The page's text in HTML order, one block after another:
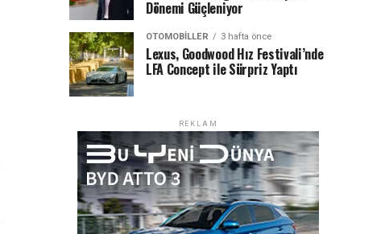
Dönemi Güçleniyor
OTOMOBILLER 3 hafta önce
Lexus, Goodwood Hız Festivali’nde
LFA Concept ile Sürpriz Yaptı
REKLAM